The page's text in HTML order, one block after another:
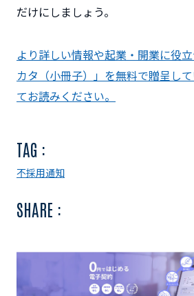
だけにしましょう。
より詳しい情報や起業・開業に役
カタ（小冊子）」を無料で贈呈し
てお読みください。
TAG :
不採用通知
SHARE :